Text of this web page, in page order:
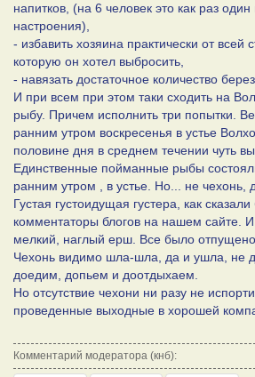
напитков, (на 6 человек это как раз
настроения),
- избавить хозяина практически от всей
которую он хотел выбросить,
- навязать достаточное количество
И при всем при этом таки сходить на
рыбу. Причем исполнить три попытки.
ранним утром воскресенья в устье
половине дня в среднем течении чуть
Единственные пойманные рыбы
ранним утром , в устье. Но... не чехонь,
Густая густоидущая густера, как
комментаторы блогов на нашем сайте.
мелкий, наглый ерш. Все было
Чехонь видимо шла-шла, да и ушла, не
доедим, допьем и доотдыхаем.
Но отсутствие чехони ни разу не
проведенные выходные в хорошей
Комментарий модератора (кнб):